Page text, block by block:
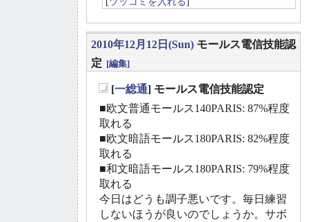
2010年12月12日(Sun) モールス電信技能認
定 [編集]
[一総通] モールス電信技能認定
■欧文普通モールス140PARIS: 87%程度
取れる
■欧文暗語モールス180PARIS: 82%程度
取れる
■和文暗語モールス180PARIS: 79%程度
取れる
今日はどうも調子悪いです。毎日練習
しないほうが良いのでしょうか。サボ